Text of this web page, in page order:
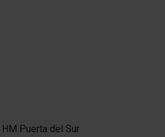
Puerta del Sur